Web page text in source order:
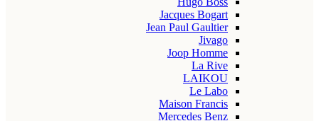
Jacques Bogart
Jean Paul Gaultier
Jivago
Joop Homme
La Rive
LAIKOU
Le Labo
Maison Francis
Mercedes Benz